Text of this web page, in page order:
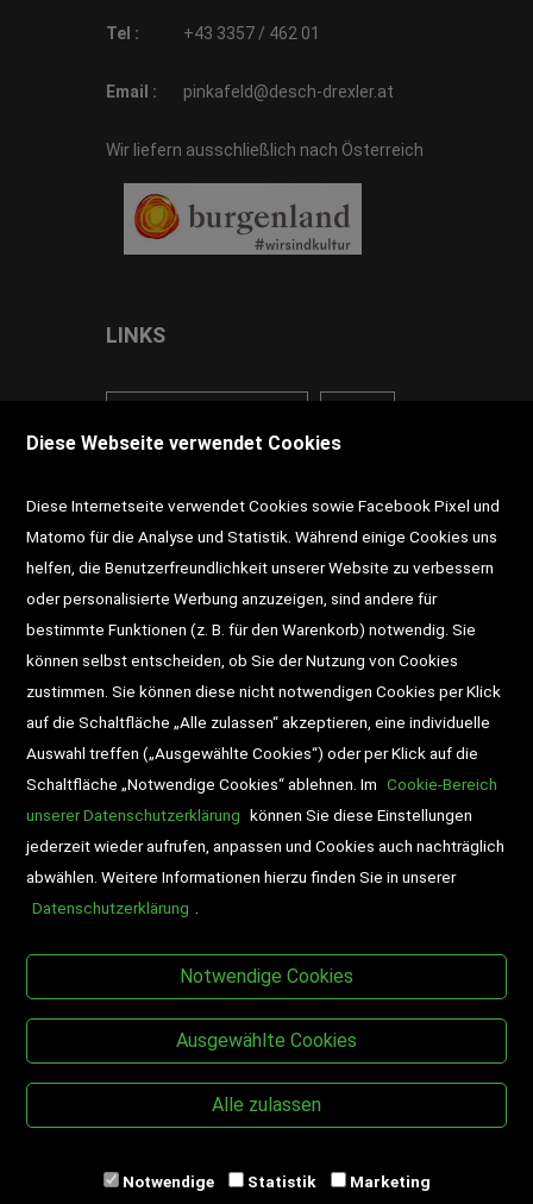
Tel : +43 3357 / 462 01
Email : pinkafeld@desch-drexler.at
Wir liefern ausschließlich nach Österreich
LINKS
DD-Magazin Buchtipps
Newsletter Schultaschen
Veranstaltungen
BESUCHEN SIE UNS
Papierhandels & Verlags GmbH
Diese Webseite verwendet Cookies
Diese Internetseite verwendet Cookies sowie Facebook Pixel und
Matomo für die Analyse und Statistik. Während einige Cookies uns
helfen, die Benutzerfreundlichkeit unserer Website zu verbessern
oder personalisierte Werbung anzuzeigen, sind andere für
bestimmte Funktionen (z. B. für den Warenkorb) notwendig. Sie
können selbst entscheiden, ob Sie der Nutzung von Cookies
zustimmen. Sie können diese nicht notwendigen Cookies per Klick
auf die Schaltfläche „Alle zulassen“ akzeptieren, eine individuelle
Auswahl treffen („Ausgewählte Cookies“) oder per Klick auf die
Schaltfläche „Notwendige Cookies“ ablehnen. Im Cookie-Bereich
unserer Datenschutzerklärung können Sie diese Einstellungen
jederzeit wieder aufrufen, anpassen und Cookies auch nachträglich
abwählen. Weitere Informationen hierzu finden Sie in unserer
Datenschutzerklärung
Notwendige Cookies
Ausgewählte Cookies
Alle zulassen
Notwendige Statistik Marketing